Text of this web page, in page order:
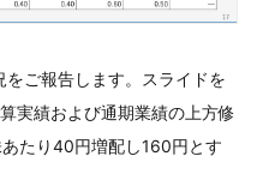
ご報告します。スライドを
実績および通期業績の上方修
たり40円増配し160円とす